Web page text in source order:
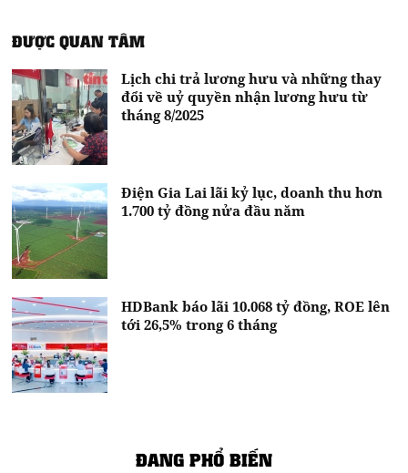
ĐƯỢC QUAN TÂM
Lịch chi trả lương hưu và những thay
đổi về uỷ quyền nhận lương hưu từ
tháng 8/2025
Điện Gia Lai lãi kỷ lục, doanh thu hơn
1.700 tỷ đồng nửa đầu năm
HDBank báo lãi 10.068 tỷ đồng, ROE lên
tới 26,5% trong 6 tháng
ĐANG PHỔ BIẾN